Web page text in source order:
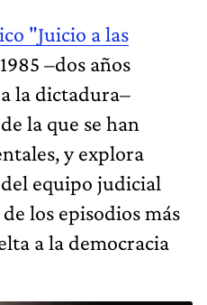
"Juicio a las
–dos años
la dictadura–
la que se han
y explora
equipo judicial
los episodios más
a la democracia